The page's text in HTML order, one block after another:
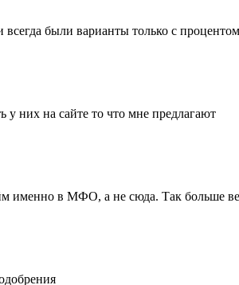
были варианты только с
них на сайте то что мне предлагают
именно в МФО, а не сюда. Так больше